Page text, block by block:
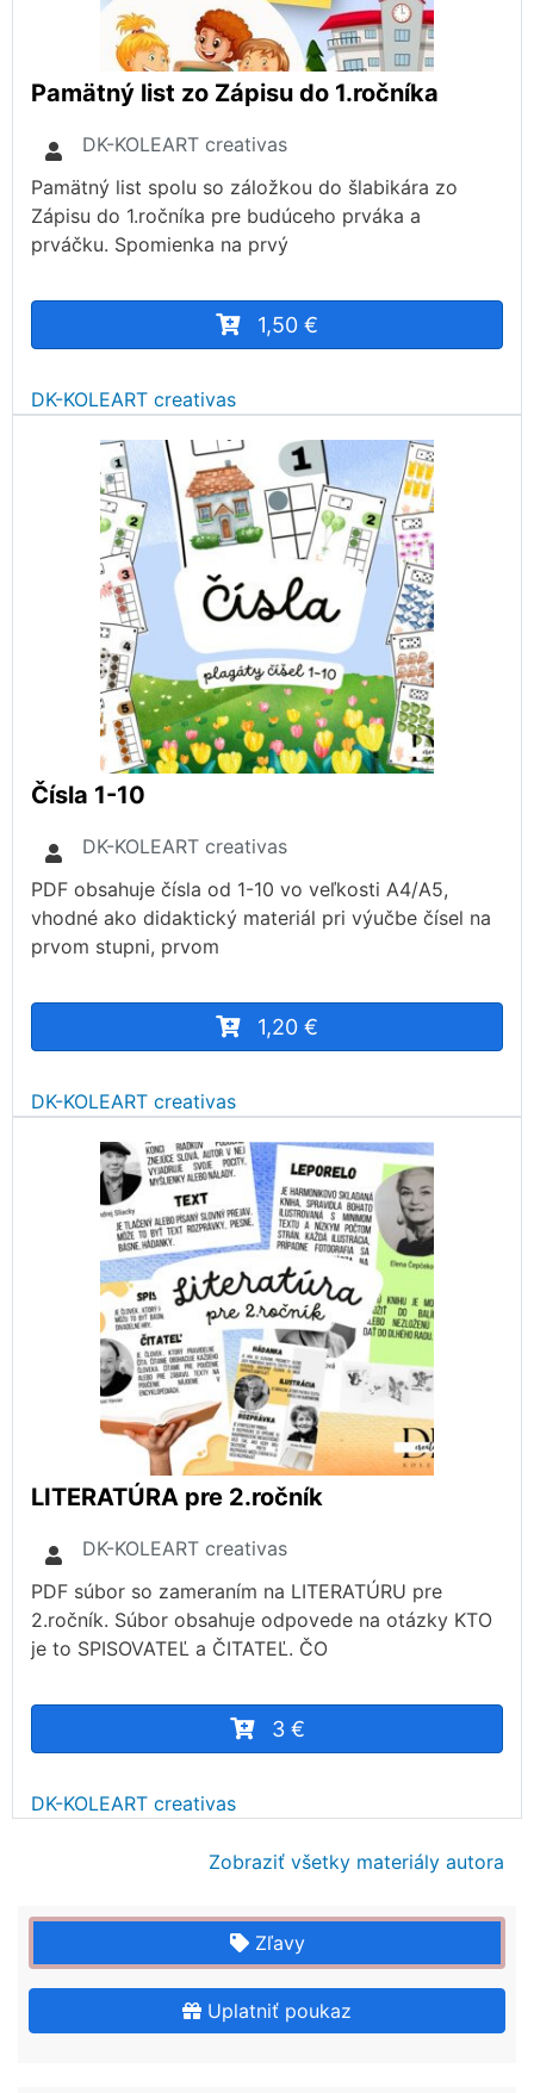
Pamätný list zo Zápisu do 1.ročníka
DK-KOLEART creativas
Pamätný list spolu so záložkou do šlabikára zo
Zápisu do 1.ročníka pre budúceho prváka a
prváčku. Spomienka na prvý
1,50 €
DK-KOLEART creativas
Čísla 1-10
DK-KOLEART creativas
PDF obsahuje čísla od 1-10 vo veľkosti A4/A5,
vhodné ako didaktický materiál pri výučbe čísel na
prvom stupni, prvom
1,20 €
DK-KOLEART creativas
LITERATÚRA pre 2.ročník
DK-KOLEART creativas
PDF súbor so zameraním na LITERATÚRU pre
2.ročník. Súbor obsahuje odpovede na otázky KTO
je to SPISOVATEĽ a ČITATEĽ. ČO
3 €
DK-KOLEART creativas
Zobraziť všetky materiály autora
Zľavy
Uplatniť poukaz